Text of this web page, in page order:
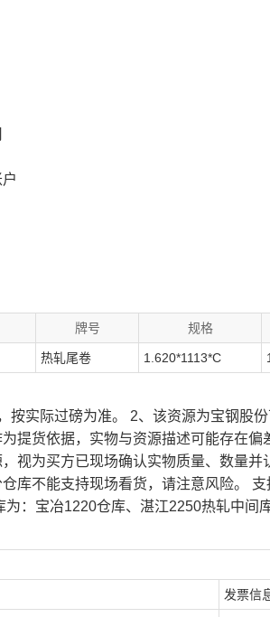
牌号 规格
热轧尾卷 1.620*1113*C
按实际过磅为准。 2、该资源为宝钢股
提货依据，实物与资源描述可能存在
视为买方已现场确认实物质量、数量
库不能支持现场看货，请注意风险。
：宝冶1220仓库、湛江2250热轧中间库
发票信